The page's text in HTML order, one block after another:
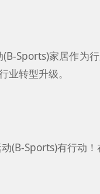
Sports)家居作为行业
转型升级。
(B-Sports)有行动！